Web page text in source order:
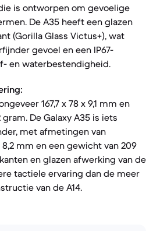
is ontworpen om gevoelige
De A35 heeft een glazen
(Gorilla Glass Victus+), wat
gevoel en een IP67-
en waterbestendigheid.
167,7 x 78 x 9,1 mm en
De Galaxy A35 is iets
met afmetingen van
8,2 mm en een gewicht van 209
en glazen afwerking van de
tactiele ervaring dan de meer
van de A14.